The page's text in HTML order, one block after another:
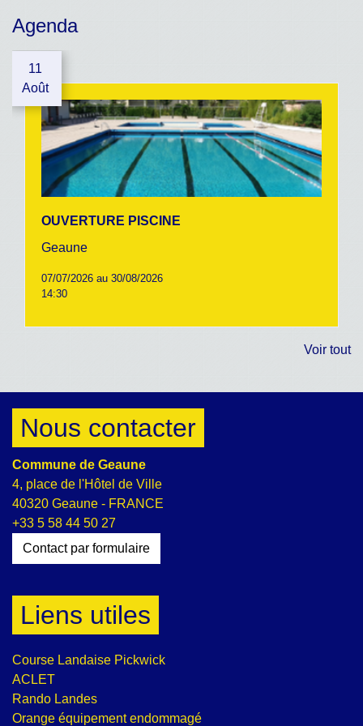
Agenda
11
Août
OUVERTURE PISCINE
Geaune
07/07/2026 au 30/08/2026
14:30
Voir tout
Nous contacter
Commune de Geaune
4, place de l'Hôtel de Ville
40320 Geaune - FRANCE
+33 5 58 44 50 27
Contact par formulaire
Liens utiles
Course Landaise Pickwick
ACLET
Rando Landes
Orange équipement endommagé